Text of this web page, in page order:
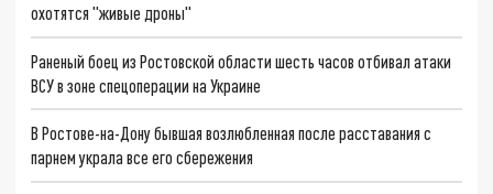
охотятся "живые дроны"
Раненый боец из Ростовской области шесть часов отбивал атаки
ВСУ в зоне спецоперации на Украине
В Ростове-на-Дону бывшая возлюбленная после расставания с
парнем украла все его сбережения